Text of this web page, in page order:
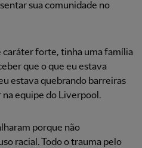
sua comunidade no
caráter forte, tinha uma família
que o que eu estava
estava quebrando barreiras
equipe do Liverpool.
porque não
racial. Todo o trauma pelo